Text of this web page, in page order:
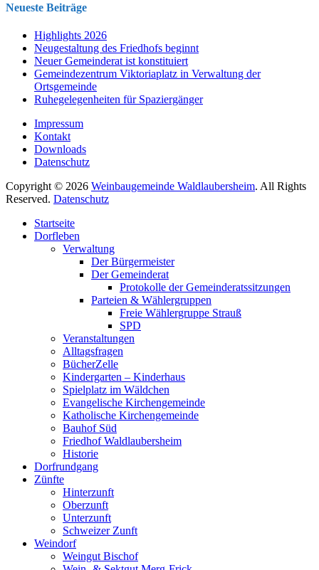
Neueste Beiträge
Highlights 2026
Neugestaltung des Friedhofs beginnt
Neuer Gemeinderat ist konstituiert
Gemeindezentrum Viktoriaplatz in Verwaltung der
Ortsgemeinde
Ruhegelegenheiten für Spaziergänger
Impressum
Kontakt
Downloads
Datenschutz
Copyright © 2026 Weinbaugemeinde Waldlaubersheim. All Rights
Reserved. Datenschutz
oben
scrollen
Startseite
Dorfleben
Verwaltung
Der Bürgermeister
Der Gemeinderat
Protokolle der Gemeinderatssitzungen
Parteien & Wählergruppen
Freie Wählergruppe Strauß
SPD
Veranstaltungen
Alltagsfragen
BücherZelle
Kindergarten – Kinderhaus
Spielplatz im Wäldchen
Evangelische Kirchengemeinde
Katholische Kirchengemeinde
Bauhof Süd
Friedhof Waldlaubersheim
Historie
Dorfrundgang
Zünfte
Hinterzunft
Oberzunft
Unterzunft
Schweizer Zunft
Weindorf
Weingut Bischof